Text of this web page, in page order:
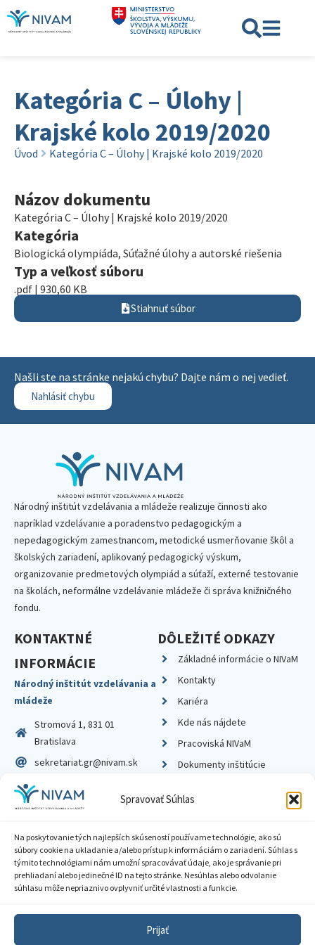
Spravovať Súhlas
Na poskytovanie tých najlepších skúseností používame technológie, ako sú
súbory cookie na ukladanie a/alebo prístup k informáciám o zariadení. Súhlas s
týmito technológiami nám umožní spracovávať údaje, ako je správanie pri
prehliadaní alebo jedinečné ID na tejto stránke. Nesúhlas alebo odvolanie
súhlasu môže nepriaznivo ovplyvniť určité vlastnosti a funkcie.
Prijať
Kategória C – Úlohy |
Krajské kolo 2019/2020
Úvod Kategória C – Úlohy | Krajské kolo 2019/2020
Názov dokumentu
Kategória C – Úlohy | Krajské kolo 2019/2020
Kategória
Biologická olympiáda, Súťažné úlohy a autorské riešenia
Typ a veľkosť súboru
.pdf | 930,60 KB
Stiahnuť súbor
Našli ste na stránke nejakú chybu? Dajte nám o nej vedieť.
Nahlásiť chybu
Národný inštitút vzdelávania a mládeže realizuje činnosti ako
napríklad vzdelávanie a poradenstvo pedagogickým a
nepedagogickým zamestnancom, metodické usmerňovanie škôl a
školských zariadení, aplikovaný pedagogický výskum,
organizovanie predmetových olympiád a súťaží, externé testovanie
na školách, neformálne vzdelávanie mládeže či správa knižničného
fondu.
KONTAKTNÉ
INFORMÁCIE
Národný inštitút vzdelávania a
mládeže
Stromová 1, 831 01
Bratislava
sekretariat.gr@nivam.sk
IČO: 00164348
DIČ: 2020798714
DÔLEŽITÉ ODKAZY
Základné informácie o NIVaM
Kontakty
Kariéra
Kde nás nájdete
Pracoviská NIVaM
Dokumenty inštitúcie
Zásady ochrany súkromia
Sprístupnenie informácií